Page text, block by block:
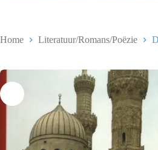
Home Literatuur/Romans/Poëzie